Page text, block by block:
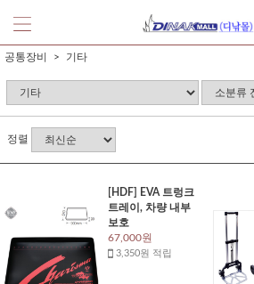
공통장비 기타
정렬
[HDF] EVA 트렁크
트레이, 차량 내부
보호
67,000원
3,350원 적립